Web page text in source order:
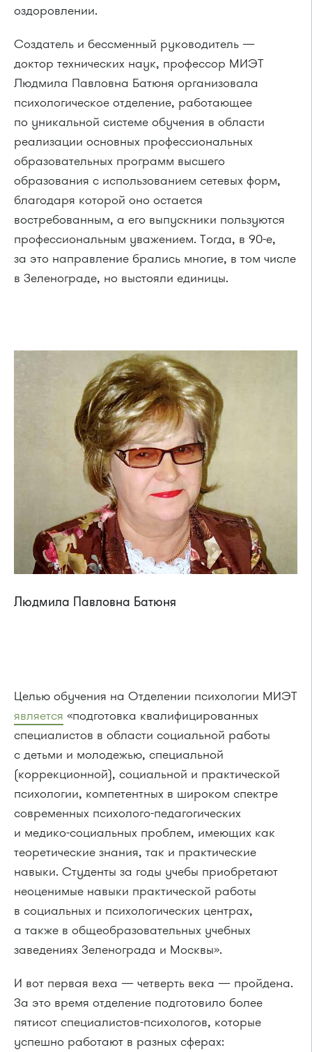
оздоровлении.
Создатель и бессменный руководитель —
доктор технических наук, профессор МИЭТ
Людмила Павловна Батюня организовала
психологическое отделение, работающее
по уникальной системе обучения в области
реализации основных профессиональных
образовательных программ высшего
образования с использованием сетевых форм,
благодаря которой оно остается
востребованным, а его выпускники пользуются
профессиональным уважением. Тогда, в 90-е,
за это направление брались многие, в том числе
в Зеленограде, но выстояли единицы.
Людмила Павловна Батюня
Целью обучения на Отделении психологии МИЭТ
является «подготовка квалифицированных
специалистов в области социальной работы
с детьми и молодежью, специальной
(коррекционной), социальной и практической
психологии, компетентных в широком спектре
современных психолого-педагогических
и медико-социальных проблем, имеющих как
теоретические знания, так и практические
навыки. Студенты за годы учебы приобретают
неоценимые навыки практической работы
в социальных и психологических центрах,
а также в общеобразовательных учебных
заведениях Зеленограда и Москвы».
И вот первая веха — четверть века — пройдена.
За это время отделение подготовило более
пятисот специалистов-психологов, которые
успешно работают в разных сферах: